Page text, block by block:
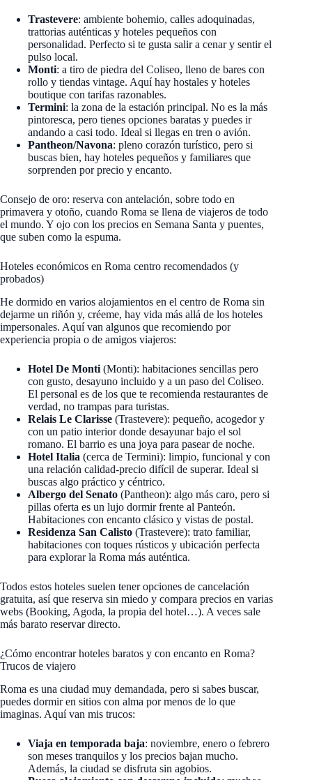
Trastevere: ambiente bohemio, calles adoquinadas,
trattorias auténticas y hoteles pequeños con
personalidad. Perfecto si te gusta salir a cenar y sentir el
pulso local.
Monti: a tiro de piedra del Coliseo, lleno de bares con
rollo y tiendas vintage. Aquí hay hostales y hoteles
boutique con tarifas razonables.
Termini: la zona de la estación principal. No es la más
pintoresca, pero tienes opciones baratas y puedes ir
andando a casi todo. Ideal si llegas en tren o avión.
Pantheon/Navona: pleno corazón turístico, pero si
buscas bien, hay hoteles pequeños y familiares que
sorprenden por precio y encanto.
Consejo de oro: reserva con antelación, sobre todo en
primavera y otoño, cuando Roma se llena de viajeros de todo
el mundo. Y ojo con los precios en Semana Santa y puentes,
que suben como la espuma.
Hoteles económicos en Roma centro recomendados (y
probados)
He dormido en varios alojamientos en el centro de Roma sin
dejarme un riñón y, créeme, hay vida más allá de los hoteles
impersonales. Aquí van algunos que recomiendo por
experiencia propia o de amigos viajeros:
Hotel De Monti (Monti): habitaciones sencillas pero
con gusto, desayuno incluido y a un paso del Coliseo.
El personal es de los que te recomienda restaurantes de
verdad, no trampas para turistas.
Relais Le Clarisse (Trastevere): pequeño, acogedor y
con un patio interior donde desayunar bajo el sol
romano. El barrio es una joya para pasear de noche.
Hotel Italia (cerca de Termini): limpio, funcional y con
una relación calidad-precio difícil de superar. Ideal si
buscas algo práctico y céntrico.
Albergo del Senato (Pantheon): algo más caro, pero si
pillas oferta es un lujo dormir frente al Panteón.
Habitaciones con encanto clásico y vistas de postal.
Residenza San Calisto (Trastevere): trato familiar,
habitaciones con toques rústicos y ubicación perfecta
para explorar la Roma más auténtica.
Todos estos hoteles suelen tener opciones de cancelación
gratuita, así que reserva sin miedo y compara precios en varias
webs (Booking, Agoda, la propia del hotel…). A veces sale
más barato reservar directo.
¿Cómo encontrar hoteles baratos y con encanto en Roma?
Trucos de viajero
Roma es una ciudad muy demandada, pero si sabes buscar,
puedes dormir en sitios con alma por menos de lo que
imaginas. Aquí van mis trucos:
Viaja en temporada baja: noviembre, enero o febrero
son meses tranquilos y los precios bajan mucho.
Además, la ciudad se disfruta sin agobios.